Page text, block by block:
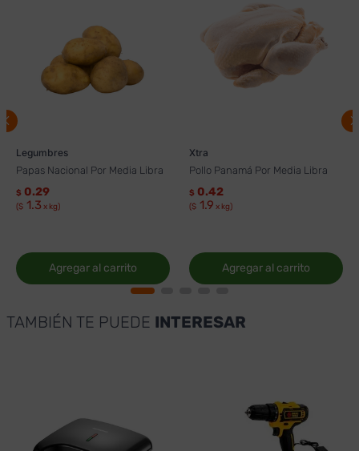
Legumbres
Papas Nacional Por Media Libra
$ 0.29
($ 1.3 x kg)
Agregar al carrito
Xtra
Pollo Panamá Por Media Libra
$ 0.42
($ 1.9 x kg)
Agregar al carrito
TAMBIÉN TE PUEDE INTERESAR